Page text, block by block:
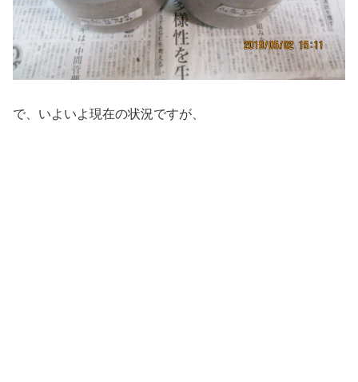
で、いよいよ現在の状況ですが、